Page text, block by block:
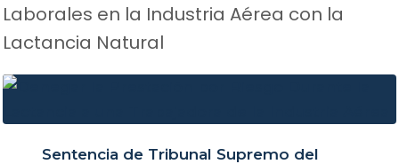
Laborales en la Industria Aérea con la
Lactancia Natural
Sentencia de Tribunal Supremo del